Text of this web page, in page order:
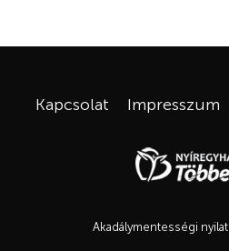
Kapcsolat Impresszum
Akadálymentességi